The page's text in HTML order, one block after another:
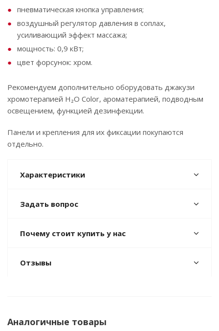
пневматическая кнопка управления;
воздушный регулятор давления в соплах,
усиливающий эффект массажа;
мощность: 0,9 кВт;
цвет форсунок: хром.
Рекомендуем дополнительно оборудовать джакузи
хромотерапией ‌H₂O‌ ‌Color,‌ ‌ароматерапией,‌ ‌подводным
‌освещением, функцией ‌дезинфекции.
Панели и крепления для их фиксации покупаются
отдельно.
Характеристики
Задать вопрос
Почему стоит купить у нас
Отзывы
Аналогичные товары